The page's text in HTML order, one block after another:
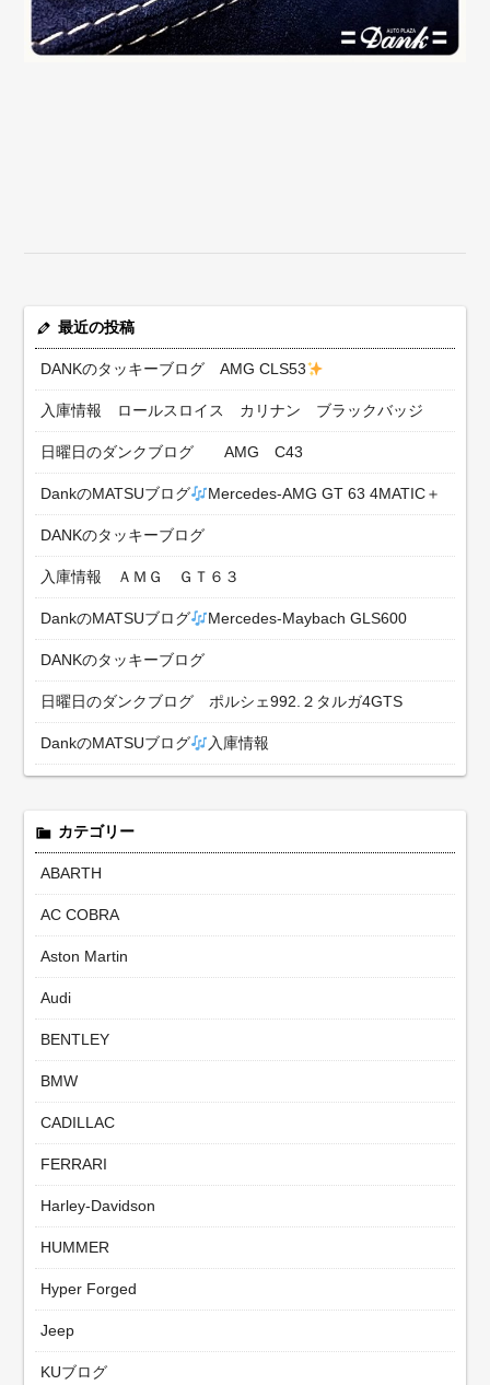
最近の投稿
DANKのタッキーブログ AMG CLS53
入庫情報 ロールスロイス カリナン ブラックバッジ
日曜日のダンクブログ AMG C43
DankのMATSUブログ Mercedes-AMG GT 63 4MATIC＋
DANKのタッキーブログ
入庫情報 ＡＭＧ ＧＴ６３
DankのMATSUブログ Mercedes-Maybach GLS600
DANKのタッキーブログ
日曜日のダンクブログ ポルシェ992.２タルガ4GTS
DankのMATSUブログ 入庫情報
カテゴリー
ABARTH
AC COBRA
Aston Martin
Audi
BENTLEY
BMW
CADILLAC
FERRARI
Harley-Davidson
HUMMER
Hyper Forged
Jeep
KUブログ